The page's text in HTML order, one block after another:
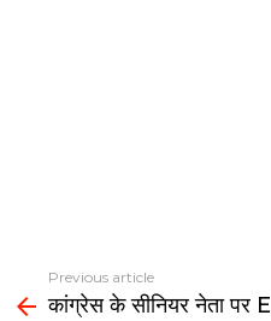
more
Previous article
कांग्रेस के सीनियर नेता